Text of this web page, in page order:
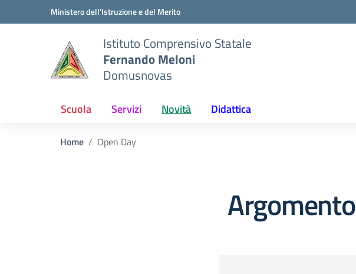
Vai ai contenuti
Vai al menu di navigazioneMinistero dell'Istruzione e del Merito
Istituto Comprensivo Statale
Fernando Meloni
Domusnovas
Scuola Servizi Novità Didattica
Home Open Day